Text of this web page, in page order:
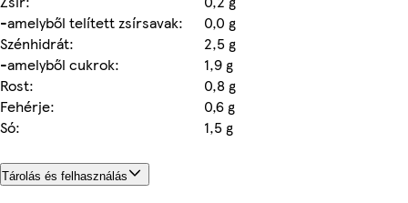
-amelyből telített zsírsavak:
0,0 g
Szénhidrát:
2,5 g
-amelyből cukrok:
1,9 g
Rost:
0,8 g
Fehérje:
0,6 g
Só:
1,5 g
Tárolás és felhasználás